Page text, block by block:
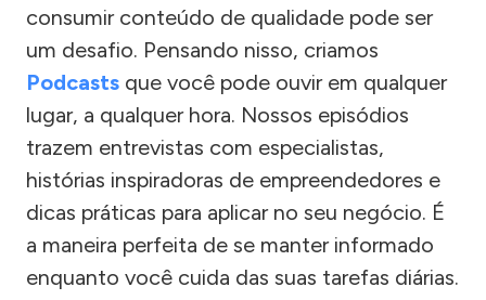
consumir conteúdo de qualidade pode ser
um desafio. Pensando nisso, criamos
Podcasts que você pode ouvir em qualquer
lugar, a qualquer hora. Nossos episódios
trazem entrevistas com especialistas,
histórias inspiradoras de empreendedores e
dicas práticas para aplicar no seu negócio. É
a maneira perfeita de se manter informado
enquanto você cuida das suas tarefas diárias.